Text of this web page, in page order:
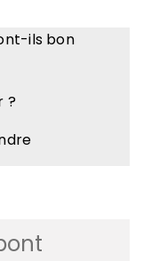
ils bon
?